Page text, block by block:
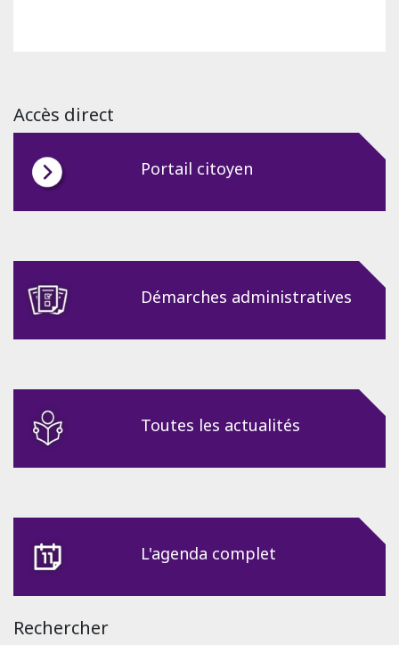
Accès direct
Portail citoyen
Démarches administratives
Toutes les actualités
L'agenda complet
Rechercher